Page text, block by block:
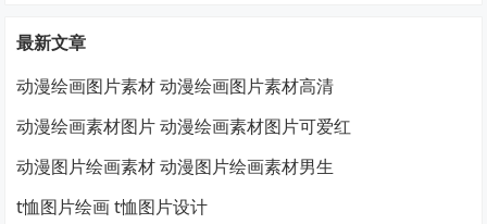
最新文章
动漫绘画图片素材 动漫绘画图片素材高清
动漫绘画素材图片 动漫绘画素材图片可爱红
动漫图片绘画素材 动漫图片绘画素材男生
t恤图片绘画 t恤图片设计